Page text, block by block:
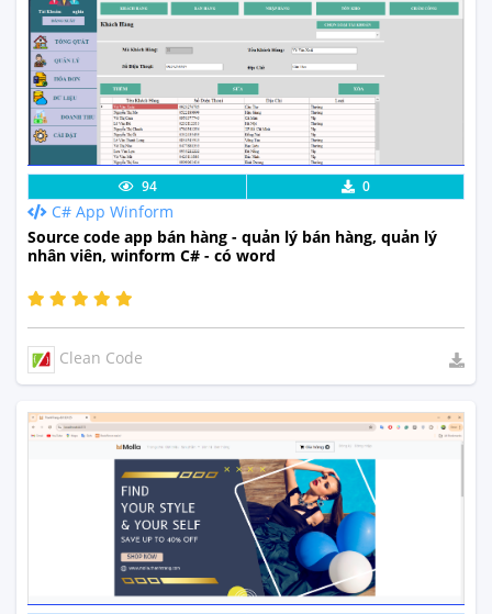
Lưu code Xem Thực Tế
94 0
C# App Winform
Source code app bán hàng - quản lý bán hàng, quản lý
nhân viên, winform C# - có word
Clean Code